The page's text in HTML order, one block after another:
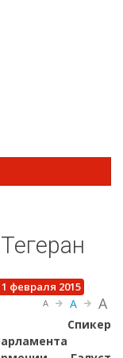
февраля 2015
A A A
Спикер